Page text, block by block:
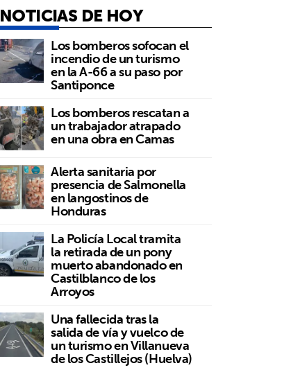
NOTICIAS DE HOY
Los bomberos sofocan el
incendio de un turismo
en la A-66 a su paso por
Santiponce
Los bomberos rescatan a
un trabajador atrapado
en una obra en Camas
Alerta sanitaria por
presencia de Salmonella
en langostinos de
Honduras
La Policía Local tramita
la retirada de un pony
muerto abandonado en
Castilblanco de los
Arroyos
Una fallecida tras la
salida de vía y vuelco de
un turismo en Villanueva
de los Castillejos (Huelva)